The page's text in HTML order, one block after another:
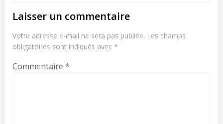
Laisser un commentaire
Votre adresse e-mail ne sera pas publiée. Les champs
obligatoires sont indiqués avec *
Commentaire *